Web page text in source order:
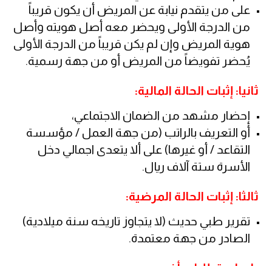
على من يتقدم نيابة عن المريض أن يكون قريباً
من الدرجة الأولى ويحضر معه أصل هويته وأصل
هوية المريض وإن لم يكن قريباً من الدرجة الأولى
يُحضر تفويضاً من المريض أو من جهة رسمية.
ثانيا: إثبات الحالة المالية:
إحضار مشهد من الضمان الاجتماعي،
أو التعريف بالراتب (من جهة العمل / مؤسسة
التقاعد / أو غيرها) على ألا يتعدى اجمالي دخل
الأسرة ستة آلاف ريال.
ثالثا: إثبات الحالة المرضية:
تقرير طبي حديث (لا يتجاوز تاريخه سنة ميلادية)
الصادر من جهة معتمدة.